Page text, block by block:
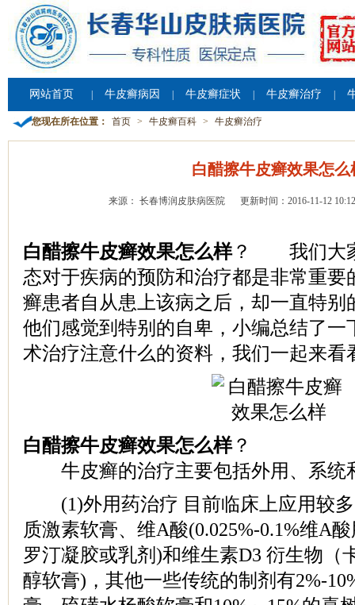
网站首页 牛皮癣病因 牛皮癣症状 牛皮癣治疗
您现在所在位置： 首页 > 牛皮癣百科 > 牛皮癣治疗
白醋擦牛皮癣效果怎么
来源： 长春博润皮肤病医院 更新时间：2016-11-12
白醋擦牛皮癣效果怎么样？ 我们大家
态对于疾病的预防和治疗都是非常重要
癣患者自从患上该病之后，却一直特别
他们感觉到特别的自卑，小编总结了一
术治疗注意什么的资料，我们一起来看
白醋擦牛皮癣效果怎么样？
牛皮癣的治疗主要包括外用、系统
(1)外用药治疗 目前临床上应用较多
质激素软膏、维A酸(0.025%-0.1%维A
罗汀凝胶或乳剂)和维生素D3 衍生物（
醇软膏)，其他一些传统的制剂有2%-